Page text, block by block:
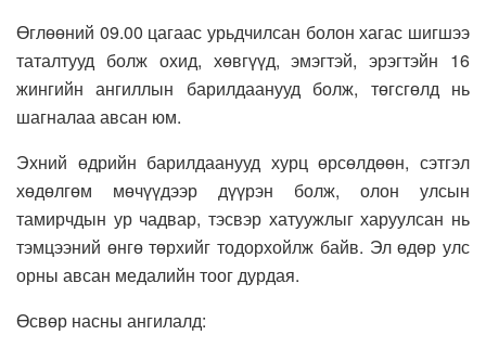
Өглөөний 09.00 цагаас урьдчилсан болон хагас шигшээ
таталтууд болж охид, хөвгүүд, эмэгтэй, эрэгтэйн 16
жингийн ангиллын барилдаанууд болж, төгсгөлд нь
шагналаа авсан юм.
Эхний өдрийн барилдаанууд хурц өрсөлдөөн, сэтгэл
хөдөлгөм мөчүүдээр дүүрэн болж, олон улсын
тамирчдын ур чадвар, тэсвэр хатуужлыг харуулсан нь
тэмцээний өнгө төрхийг тодорхойлж байв. Эл өдөр улс
орны авсан медалийн тоог дурдая.
Өсвөр насны ангилалд: